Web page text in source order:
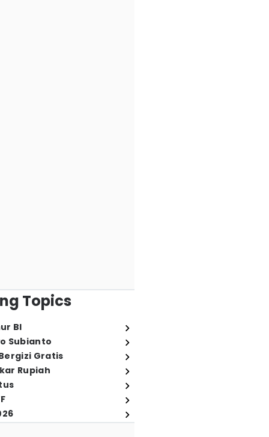
Topics
BI
Subianto
Gratis
Rupiah